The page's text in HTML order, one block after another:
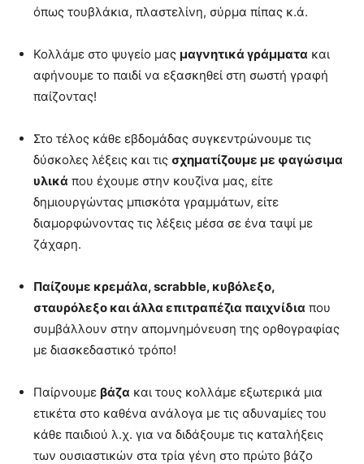
όπως τουβλάκια, πλαστελίνη, σύρμα πίπας κ.ά.
Κολλάμε στο ψυγείο μας μαγνητικά γράμματα και
αφήνουμε το παιδί να εξασκηθεί στη σωστή γραφή
παίζοντας!
Στο τέλος κάθε εβδομάδας συγκεντρώνουμε τις
δύσκολες λέξεις και τις σχηματίζουμε με φαγώσιμα
υλικά που έχουμε στην κουζίνα μας, είτε
δημιουργώντας μπισκότα γραμμάτων, είτε
διαμορφώνοντας τις λέξεις μέσα σε ένα ταψί με
ζάχαρη.
Παίζουμε κρεμάλα, scrabble, κυβόλεξο,
σταυρόλεξο και άλλα επιτραπέζια παιχνίδια που
συμβάλλουν στην απομνημόνευση της ορθογραφίας
με διασκεδαστικό τρόπο!
Παίρνουμε βάζα και τους κολλάμε εξωτερικά μια
ετικέτα στο καθένα ανάλογα με τις αδυναμίες του
κάθε παιδιού λ.χ. για να διδάξουμε τις καταλήξεις
των ουσιαστικών στα τρία γένη στο πρώτο βάζο